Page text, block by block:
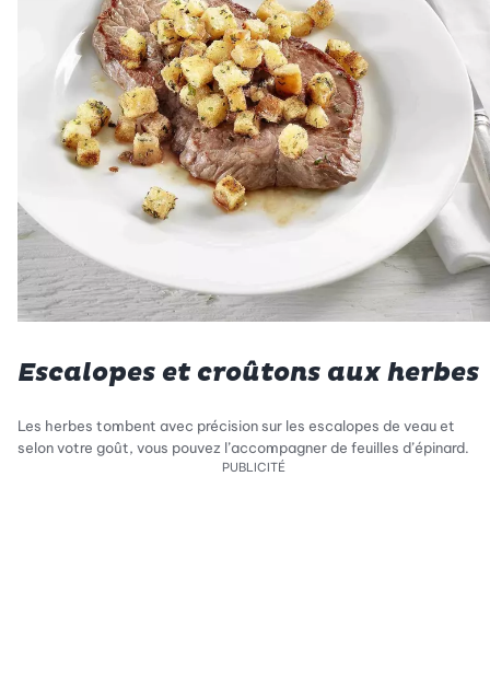
Escalopes et croûtons aux herbes
Les herbes tombent avec précision sur les escalopes de veau et
selon votre goût, vous pouvez l’accompagner de feuilles d’épinard.
PUBLICITÉ